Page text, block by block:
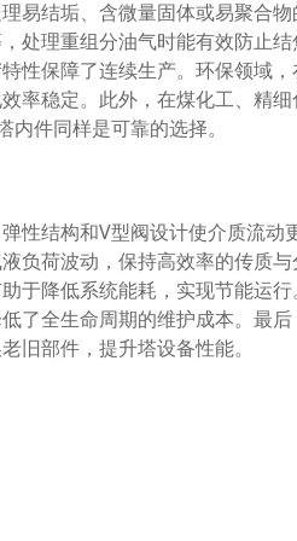
易结垢、含微量固体或易聚合
处理重组分油气时能有效防止结
性保障了连续生产。环保领域
率稳定。此外，在煤化工、精
件同样是可靠的选择。
性结构和V型阀设计使介质流动
负荷波动，保持高效率的传质
于降低系统能耗，实现节能运
了全生命周期的维护成本。最
旧部件，提升塔设备性能。